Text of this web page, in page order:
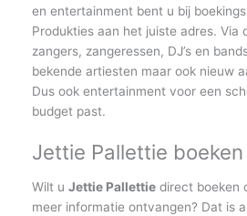
en entertainment bent u bij
Produkties aan het juiste adres. Via
zangers, zangeressen, DJ’s en
bekende artiesten maar ook nieuw
Dus ook entertainment voor een
budget past.
Jettie Pallettie boeken
Wilt u Jettie Pallettie direct boeken
meer informatie ontvangen? Dat is